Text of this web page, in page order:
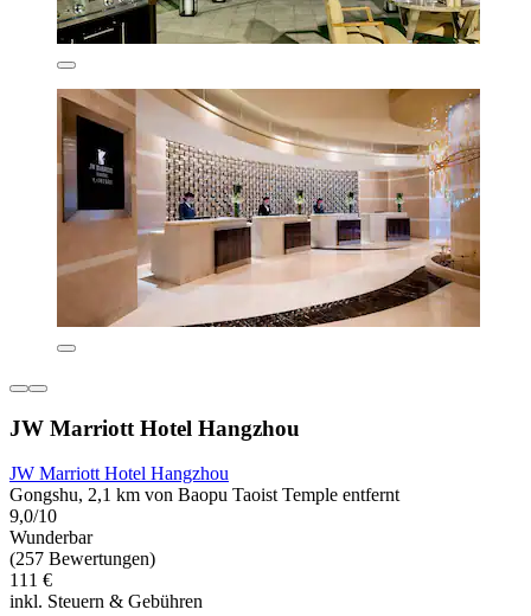
JW Marriott Hotel Hangzhou
JW Marriott Hotel Hangzhou
Gongshu, 2,1 km von Baopu Taoist Temple entfernt
9,0/10
Wunderbar
(257 Bewertungen)
111 €
inkl. Steuern & Gebühren